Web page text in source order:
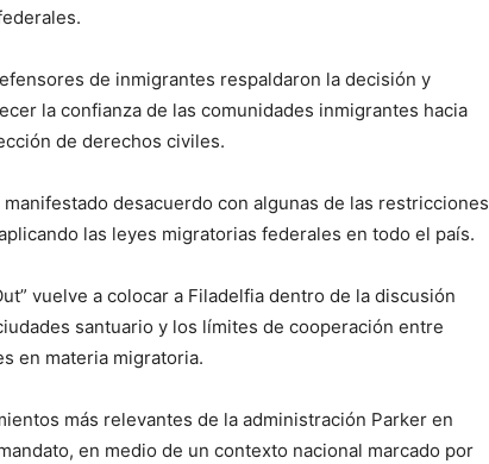
de inmigrantes respaldaron la decisión y
la confianza de las comunidades inmigrantes hacia
de derechos civiles.
desacuerdo con algunas de las restricciones
las leyes migratorias federales en todo el país.
vuelve a colocar a Filadelfia dentro de la discusión
santuario y los límites de cooperación entre
en materia migratoria.
más relevantes de la administración Parker en
en medio de un contexto nacional marcado por